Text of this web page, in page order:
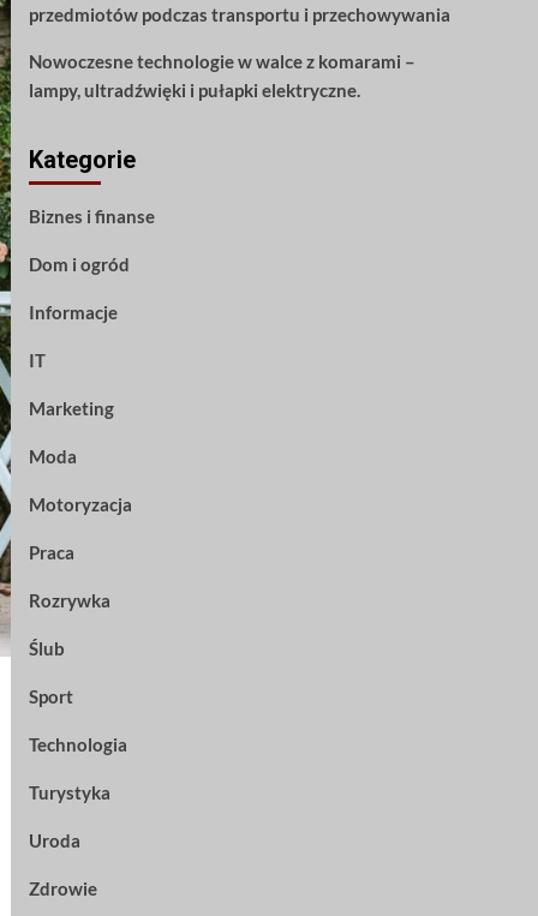
przedmiotów podczas transportu i przechowywania
Nowoczesne technologie w walce z komarami –
lampy, ultradźwięki i pułapki elektryczne.
Kategorie
Biznes i finanse
Dom i ogród
Informacje
IT
Marketing
Moda
Motoryzacja
Praca
Rozrywka
Ślub
Sport
Technologia
Turystyka
Uroda
Zdrowie